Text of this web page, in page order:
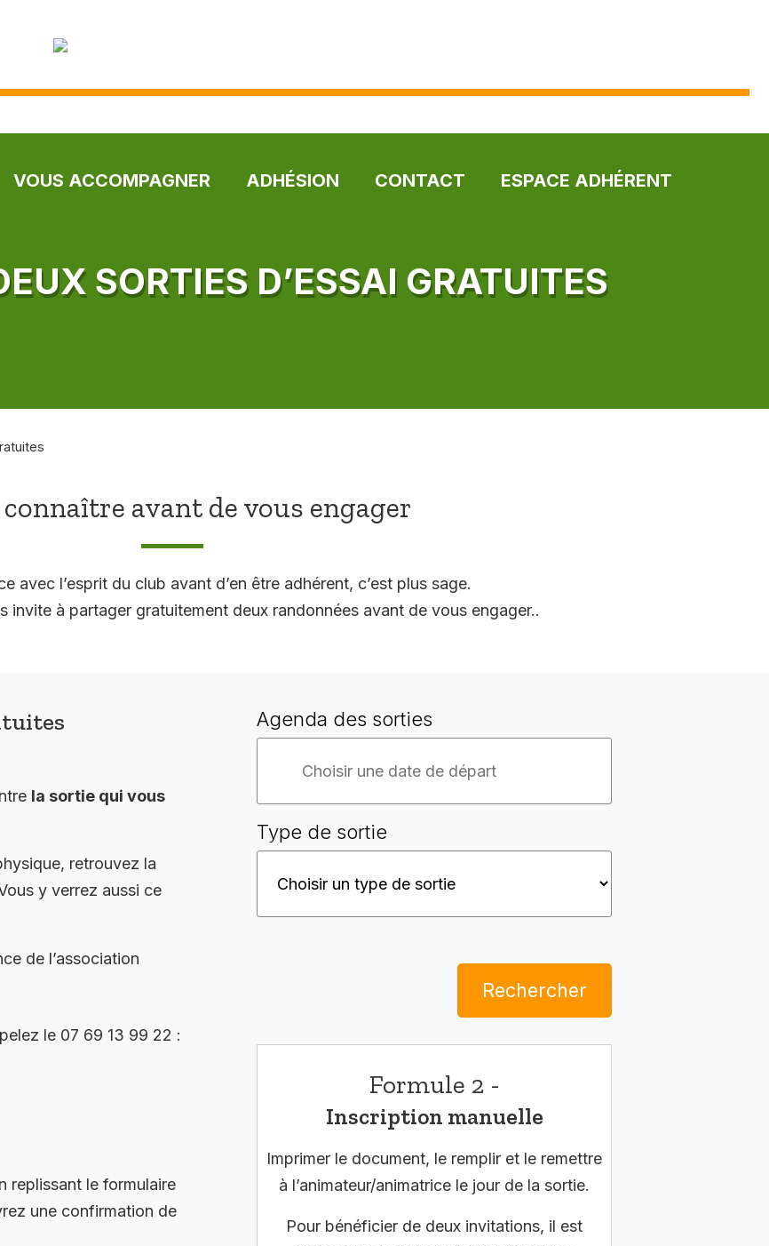
VOUS ACCOMPAGNER ADHÉSION CONTACT ESPACE ADHÉRENT
SORTIES D’ESSAI GRATUITES
avant de vous engager
avec l’esprit du club avant d’en être adhérent, c’est plus sage.
invite à partager gratuitement deux randonnées avant de vous engager..
la sortie qui vous
retrouvez la
y verrez aussi ce
de l’association
le 07 69 13 99 22 :
replissant le formulaire
une confirmation de
Agenda des sorties
Type de sortie
Rechercher
Formule 2 -
Inscription manuelle
Imprimer le document, le remplir et le remettre
à l’animateur/animatrice le jour de la sortie.
Pour bénéficier de deux invitations, il est